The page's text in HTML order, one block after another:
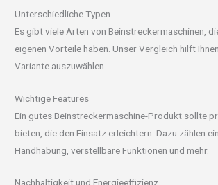
Unterschiedliche Typen
Es gibt viele Arten von Beinstreckermaschinen,
eigenen Vorteile haben. Unser Vergleich hilft
Variante auszuwählen.
Wichtige Features
Ein gutes Beinstreckermaschine-Produkt sollte
bieten, die den Einsatz erleichtern. Dazu zählen
Handhabung, verstellbare Funktionen und mehr.
Nachhaltigkeit und Energieeffizienz